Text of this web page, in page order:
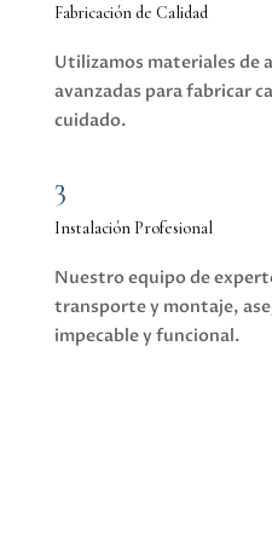
Fabricación de Calidad
Utilizamos materiales de
avanzadas para fabricar
cuidado.
3
Instalación Profesional
Nuestro equipo de
transporte y montaje,
impecable y funcional.